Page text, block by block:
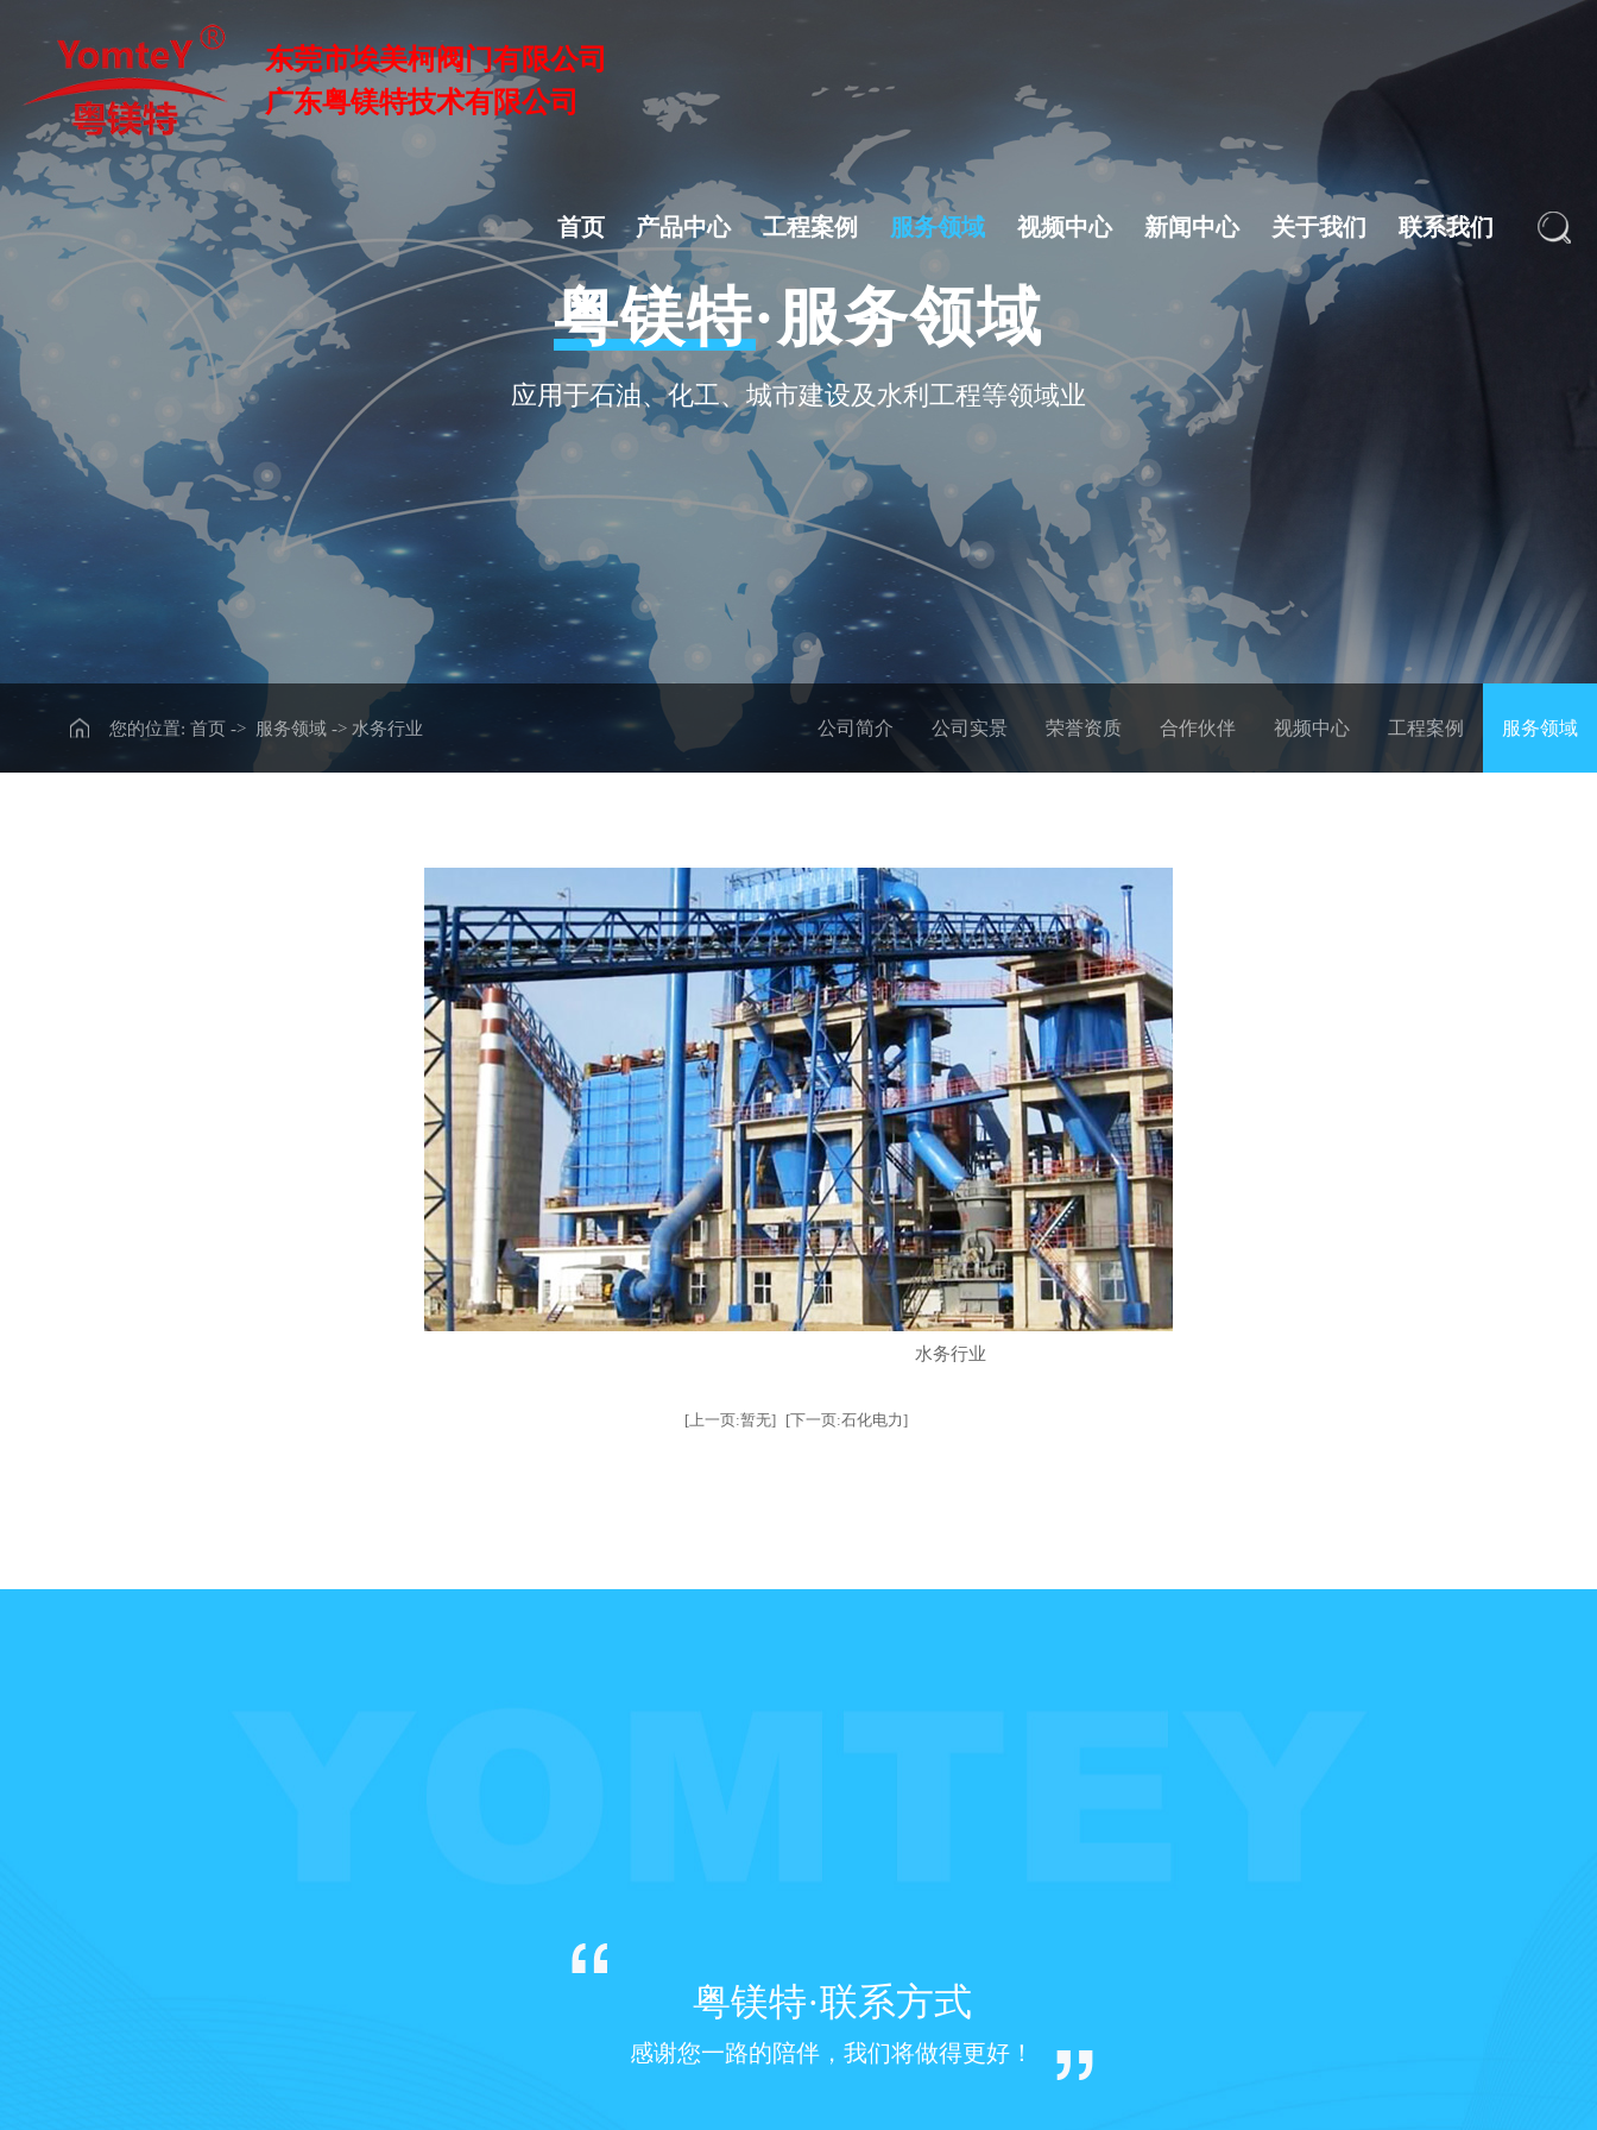
东莞市埃美柯阀门有限公司
广东粤镁特技术有限公司
首页 产品中心 工程案例 服务领域 视频中心 新闻中心
快速导航
· 公司动态
关于我们
快速导航
联系我们
粤镁特·服务领域
应用于石油、化工、城市建设及水利工程等领域业
公司简介 公司实景 荣誉资质 合作伙伴 视频中心 工程案例 服务领域
您的位置: 首页-> 服务领域-> 水务行业
水务行业
[上一页:暂无] [下一页:石化电力]
粤镁特·联系方式
感谢您一路的陪伴，我们将做得更好！